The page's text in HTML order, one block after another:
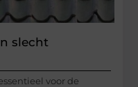
slecht
voor de